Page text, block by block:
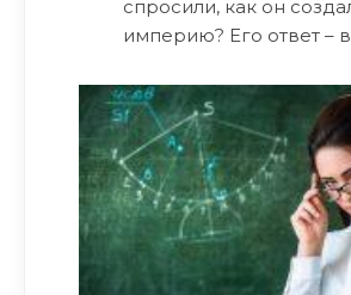
спросили, как он
империю? Его ответ –